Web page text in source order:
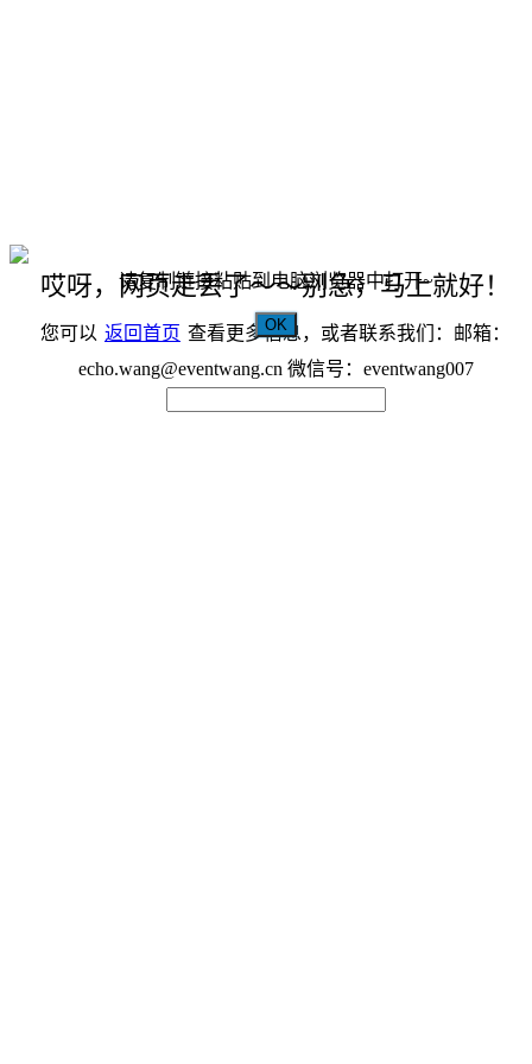
哎呀，网页走丢了～～别急，马上就好！
您可以 返回首页 查看更多信息，或者联系我们：邮箱：
echo.wang@eventwang.cn 微信号：eventwang007
请复制链接粘贴到电脑浏览器中打开~
OK